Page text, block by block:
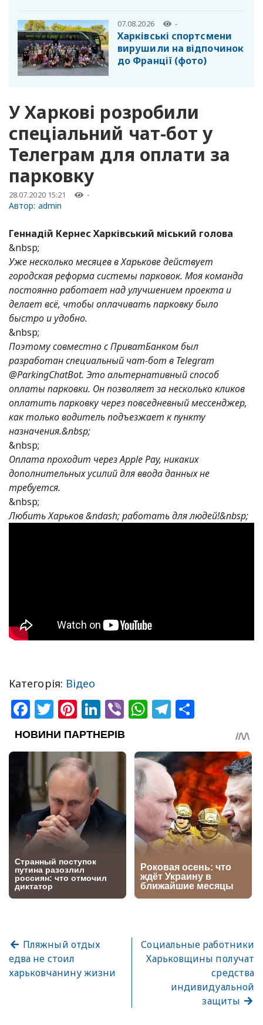
07.08.2026 -
Харківські спортсмени
вирушили на відпочинок
до Франції (фото)
У Харкові розробили
спеціальний чат-бот у
Телеграм для оплати за
парковку
28.07.2020 15:21 -
Автор: admin
Геннадій Кернес Харківський міський голова
&nbsp;
Уже несколько месяцев в Харькове действует
городская реформа системы парковок. Моя команда
постоянно работает над улучшением проекта и
делает всё, чтобы оплачивать парковку было
быстро и удобно.
&nbsp;
Поэтому совместно с ПриватБанком был
разработан специальный чат-бот в Telegram
@ParkingChatBot. Это альтернативный способ
оплаты парковки. Он позволяет за несколько кликов
оплатить парковку через повседневный мессенджер,
как только водитель подъезжает к пункту
назначения.&nbsp;
&nbsp;
Оплата проходит через Apple Pay, никаких
дополнительных усилий для ввода данных не
требуется.
&nbsp;
Любить Харьков &ndash; работать для людей!&nbsp;
Категорія: Відео
Facebook
Twitter
Pinterest
LinkedIn
ViberWhatsApp
Telegram
Пляжный отдых
едва не стоил
харьковчанину жизни
Социальные работники
Харьковщины получат
средства
индивидуальной
защиты